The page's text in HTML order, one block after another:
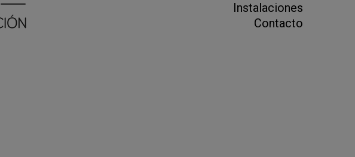
Instalaciones
Contacto